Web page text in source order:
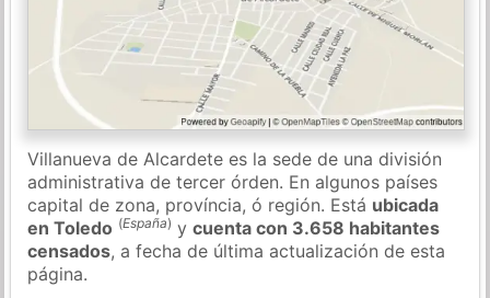
Villanueva de Alcardete es la sede de una división
administrativa de tercer órden. En algunos países
capital de zona, província, ó región. Está ubicada
en Toledo (España) ycuenta con 3.658 habitantes
censados, a fecha de última actualización de esta
página.